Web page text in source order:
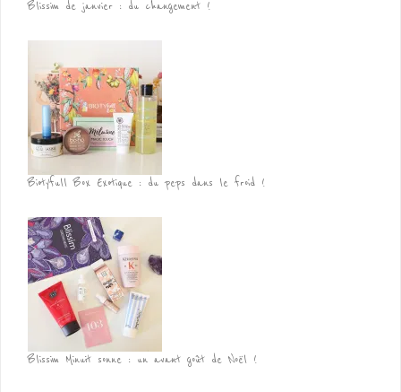
Blissim de janvier : du changement !
Biotyfull Box Exotique : du peps dans le froid !
Blissim Minuit sonne : un avant goût de Noël !